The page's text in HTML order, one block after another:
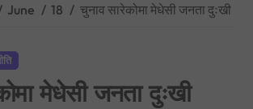
June 18 चुनाव सारेकोमा मेधेसी जनता दुःखी
मेधेसी जनता दुःखी